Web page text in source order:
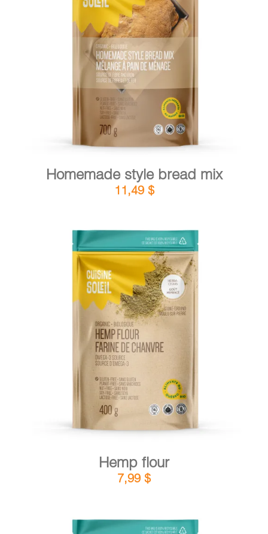
ADD TO CART DETAILS
Homemade style bread mix
11,49 $
ADD TO CART
Hemp flour
7,99 $